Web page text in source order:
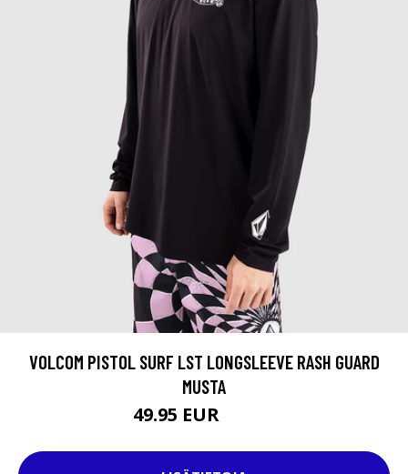
VOLCOM PISTOL SURF LST LONGSLEEVE RASH GUARD
MUSTA
49.95 EUR